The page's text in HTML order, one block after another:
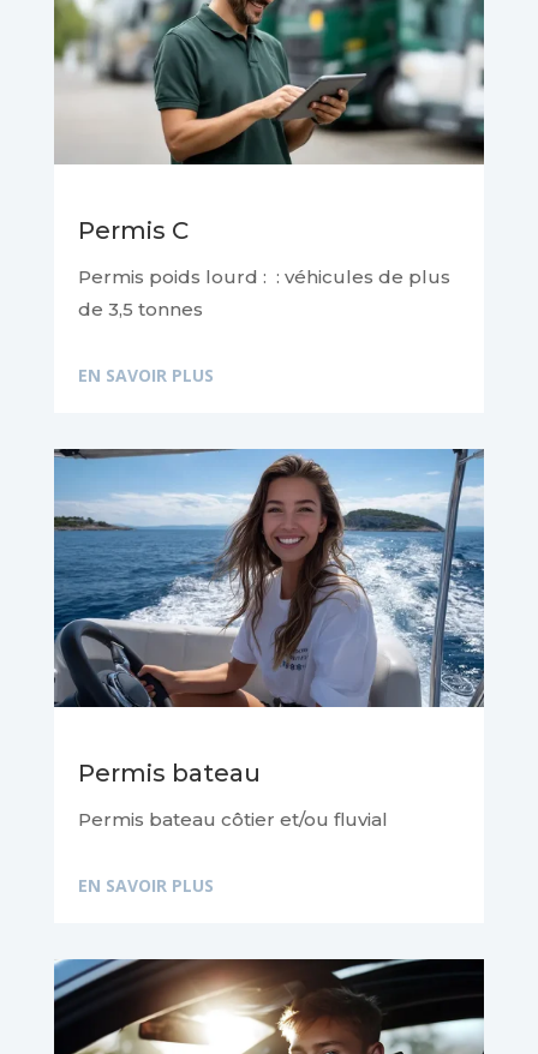
Permis C
Permis poids lourd : : véhicules de plus
de 3,5 tonnes
EN SAVOIR PLUS
Permis bateau
Permis bateau côtier et/ou fluvial
EN SAVOIR PLUS